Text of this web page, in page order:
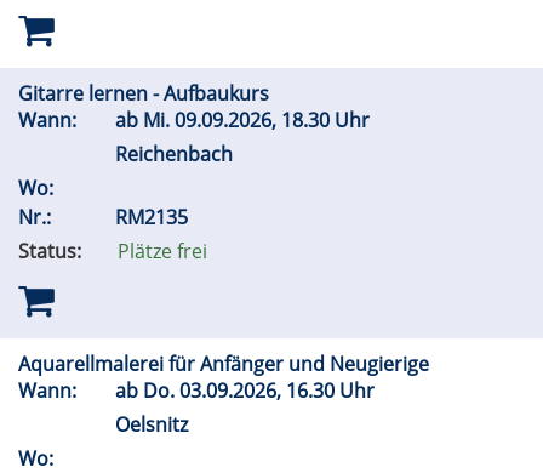
Gitarre lernen - Aufbaukurs
Wann:
ab Mi.09.09.2026, 18.30 Uhr
Reichenbach
Wo:
Nr.:
RM2135
Status:
Plätze frei
Aquarellmalerei für Anfänger und Neugierige
Wann:
ab Do.03.09.2026, 16.30 Uhr
Oelsnitz
Wo: